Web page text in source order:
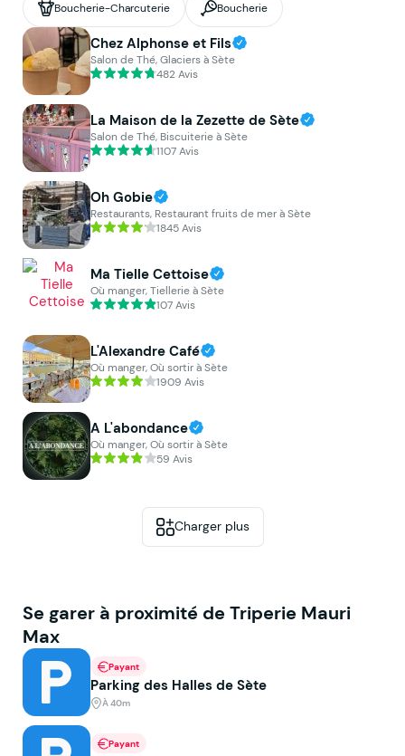
Boucherie-Charcuterie Boucherie
Chez Alphonse et Fils
Salon de Thé, Glaciers à Sète
482 Avis
La Maison de la Zezette de Sète
Salon de Thé, Biscuiterie à Sète
1107 Avis
Oh Gobie
Restaurants, Restaurant fruits de mer à Sète
1845 Avis
Ma Tielle Cettoise
Où manger, Tiellerie à Sète
107 Avis
L'Alexandre Café
Où manger, Où sortir à Sète
1909 Avis
A L'abondance
Où manger, Où sortir à Sète
59 Avis
Charger plus
Se garer à proximité de Triperie Mauri
Max
Payant
Parking des Halles de Sète
À 40m
Payant